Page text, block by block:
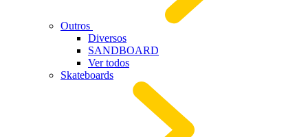
Outros
Diversos
SANDBOARD
Ver todos
Skateboards